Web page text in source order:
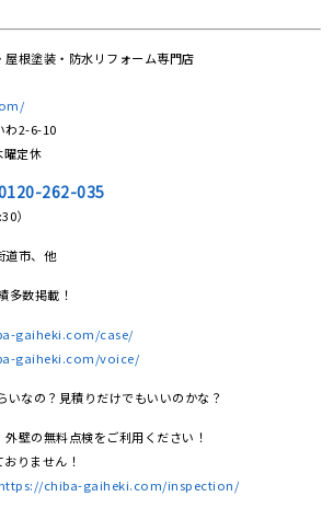
根塗装・防水リフォーム専門店
わ2-6-10
曜定休
262-035
）
道市、他
多数掲載！
gaiheki.com/case/
gaiheki.com/voice/
なの？見積りだけでもいいのかな？
壁の無料点検をご利用ください！
りません！
chiba-gaiheki.com/inspection/